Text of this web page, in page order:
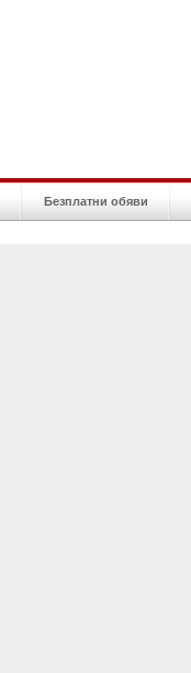
Безплатни обяви